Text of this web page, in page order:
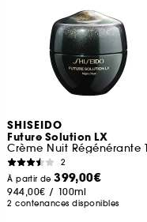
SHISEIDO
Future Solution LX
2
À partir de399,00€
944,00€ / 100ml
2 contenances disponibles